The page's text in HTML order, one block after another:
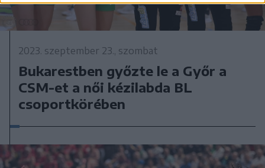
2023. szeptember 23., szombat
Bukarestben győzte le a Győr a
CSM-et a női kézilabda BL
csoportkörében